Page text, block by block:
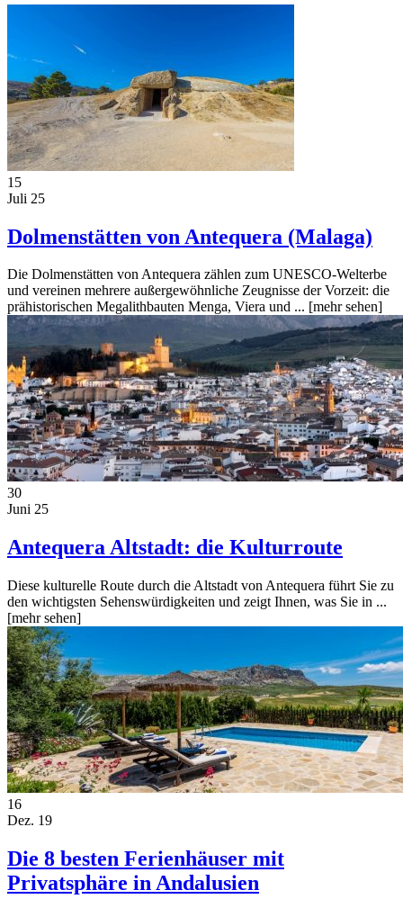
15
Juli 25
Dolmenstätten von Antequera (Malaga)
Die Dolmenstätten von Antequera zählen zum UNESCO-Welterbe
und vereinen mehrere außergewöhnliche Zeugnisse der Vorzeit: die
prähistorischen Megalithbauten Menga, Viera und ... [mehr sehen]
30
Juni 25
Antequera Altstadt: die Kulturroute
Diese kulturelle Route durch die Altstadt von Antequera führt Sie zu
den wichtigsten Sehenswürdigkeiten und zeigt Ihnen, was Sie in ...
[mehr sehen]
16
Dez. 19
Die 8 besten Ferienhäuser mit
Privatsphäre in Andalusien